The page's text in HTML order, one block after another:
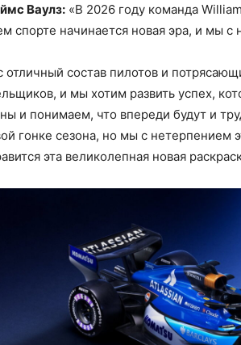
Ваулз: «В 2026 году команда
спорте начинается новая эра, и мы
отличный состав пилотов и
и мы хотим развить успех,
и понимаем, что впереди будут и
гонке сезона, но мы с
эта великолепная новая